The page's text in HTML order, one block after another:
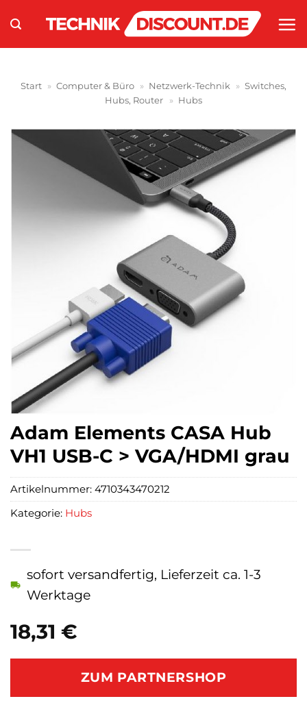
Inhalt
springen
Start » Computer & Büro » Netzwerk-Technik » Switches,
Hubs, Router
» Hubs
Adam Elements CASA Hub
VH1 USB-C > VGA/HDMI grau
18,31 €
sofort versandfertig, Lieferzeit ca. 1-3
Werktage
ZUM PARTNERSHOP
Artikelnummer: 4710343470212
Kategorie: Hubs